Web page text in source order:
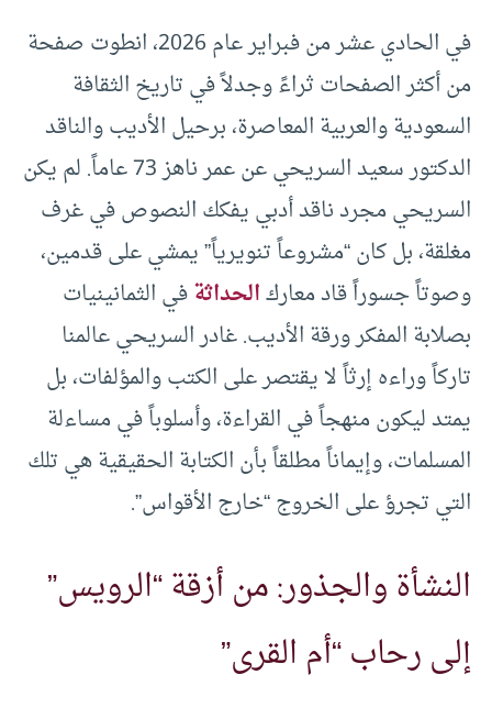
في الحادي عشر من فبراير عام 2026، انطوت صفحة
من أكثر الصفحات ثراءً وجدلاً في تاريخ الثقافة
السعودية والعربية المعاصرة، برحيل الأديب والناقد
الدكتور سعيد السريحي عن عمر ناهز 73 عاماً. لم يكن
السريحي مجرد ناقد أدبي يفكك النصوص في غرف
مغلقة، بل كان “مشروعاً تنويرياً” يمشي على قدمين،
وصوتاً جسوراً قاد معاركالحداثةفي الثمانينيات
بصلابة المفكر ورقة الأديب. غادر السريحي عالمنا
تاركاً وراءه إرثاً لا يقتصر على الكتب والمؤلفات، بل
يمتد ليكون منهجاً في القراءة، وأسلوباً في مساءلة
المسلمات، وإيماناً مطلقاً بأن الكتابة الحقيقية هي تلك
التي تجرؤ على الخروج “خارج الأقواس”.
النشأة والجذور: من أزقة “الرويس”
إلى رحاب “أم القرى”